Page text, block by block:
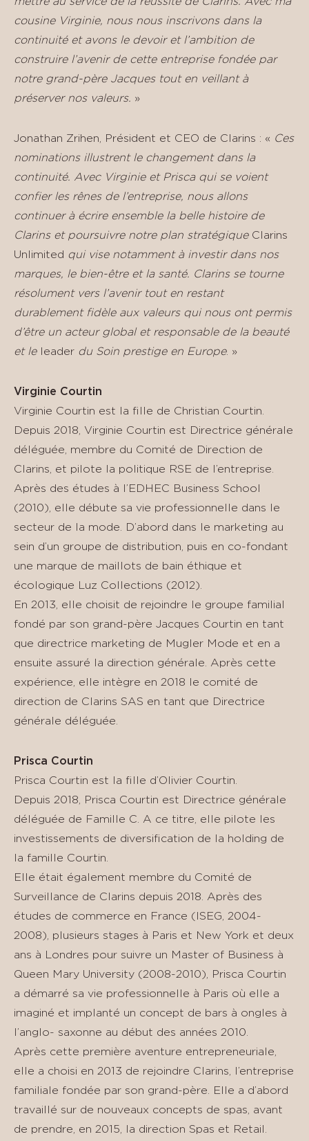
cousine Virginie, nous nous inscrivons dans la
continuité et avons le devoir et l’ambition de
construire l’avenir de cette entreprise fondée par
notre grand-père Jacques tout en veillant à
préserver nos valeurs. »
Jonathan Zrihen, Président et CEO de Clarins : « Ces
nominations illustrent le changement dans la
continuité. Avec Virginie et Prisca qui se voient
confier les rênes de l’entreprise, nous allons
continuer à écrire ensemble la belle histoire de
Clarins et poursuivre notre plan stratégique Clarins
Unlimited qui vise notamment à investir dans nos
marques, le bien-être et la santé. Clarins se tourne
résolument vers l’avenir tout en restant
durablement fidèle aux valeurs qui nous ont permis
d’être un acteur global et responsable de la beauté
et le
leader du Soin prestige en Europe. »
Virginie Courtin
Virginie Courtin est la fille de Christian Courtin.
Depuis 2018, Virginie Courtin est Directrice générale
déléguée, membre du Comité de Direction de
Clarins, et pilote la politique RSE de l’entreprise.
Après des études à l’EDHEC Business School
(2010), elle débute sa vie professionnelle dans le
secteur de la mode. D’abord dans le marketing au
sein d’un groupe de distribution, puis en co-fondant
une marque de maillots de bain éthique et
écologique Luz Collections (2012).
En 2013, elle choisit de rejoindre le groupe familial
fondé par son grand-père Jacques Courtin en tant
que directrice marketing de Mugler Mode et en a
ensuite assuré la direction générale. Après cette
expérience, elle intègre en 2018 le comité de
direction de Clarins SAS en tant que Directrice
générale déléguée.
Prisca Courtin
Prisca Courtin est la fille d’Olivier Courtin.
Depuis 2018, Prisca Courtin est Directrice générale
déléguée de Famille C. A ce titre, elle pilote les
investissements de diversification de la holding de
la famille Courtin.
Elle était également membre du Comité de
Surveillance de Clarins depuis 2018. Après des
études de commerce en France (ISEG, 2004-
2008), plusieurs stages à Paris et New York et deux
ans à Londres pour suivre un Master of Business à
Queen Mary University (2008-2010), Prisca Courtin
a démarré sa vie professionnelle à Paris où elle a
imaginé et implanté un concept de bars à ongles à
l’anglo- saxonne au début des années 2010.
Après cette première aventure entrepreneuriale,
elle a choisi en 2013 de rejoindre Clarins, l’entreprise
familiale fondée par son grand-père. Elle a d’abord
travaillé sur de nouveaux concepts de spas, avant
de prendre, en 2015, la direction Spas et Retail.